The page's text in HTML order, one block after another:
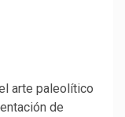
arte paleolítico
de